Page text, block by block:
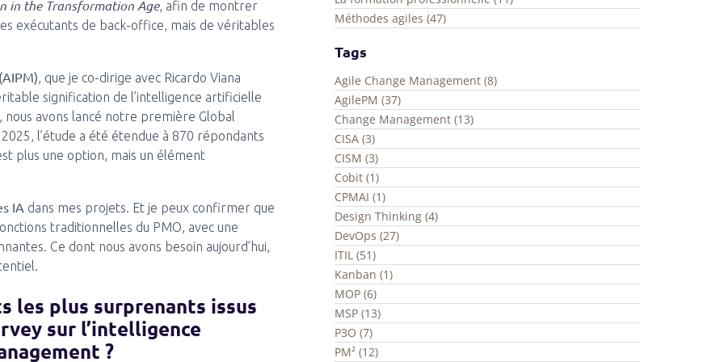
Méthodes agiles (47)
Tags
Agile Change Management (8)
AgilePM (37)
Change Management (13)
CISA (3)
CISM (3)
Cobit (1)
CPMAI (1)
Design Thinking (4)
DevOps (27)
ITIL (51)
Kanban (1)
MOP (6)
MSP (13)
P3O (7)
PM² (12)
in the Transformation Age, afin de montrer
exécutants de back-office, mais de véritables
, que je co-dirige avec Ricardo Viana
signification de l’intelligence artificielle
avons lancé notre première Global
l’étude a été étendue à 870 répondants
plus une option, mais un élément
IA dans mes projets. Et je peux confirmer que
traditionnelles du PMO, avec une
Ce dont nous avons besoin aujourd’hui,
les plus surprenants issus
sur l’intelligence
?